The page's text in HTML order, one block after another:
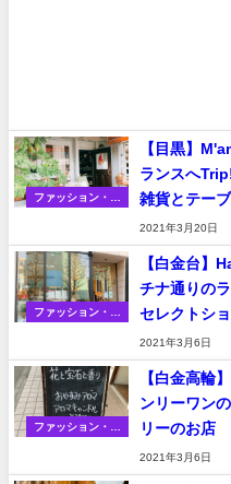
ファッション・家
【目黒】
ランスへ
雑貨とテー
2021年3月20日
ファッション・家
【白金台】
チナ通りの
セレクトシ
2021年3月6日
ファッション・家
【白金高輪
ンリーワン
リーのお店
2021年3月6日